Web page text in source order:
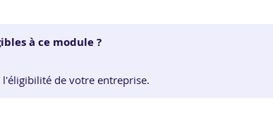
à ce module ?
de votre entreprise.